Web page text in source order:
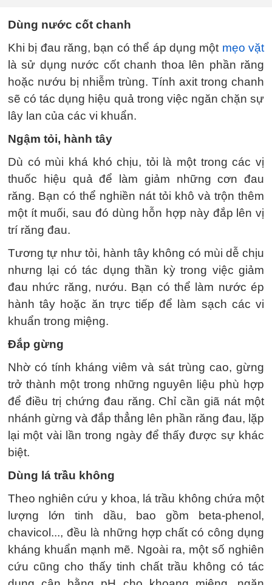
Dùng nước cốt chanh
Khi bị đau răng, bạn có thể áp dụng một mẹo vặt
là sử dụng nước cốt chanh thoa lên phần răng
hoặc nướu bị nhiễm trùng. Tính axit trong chanh
sẽ có tác dụng hiệu quả trong việc ngăn chặn sự
lây lan của các vi khuẩn.
Ngậm tỏi, hành tây
Dù có mùi khá khó chịu, tỏi là một trong các vị
thuốc hiệu quả để làm giảm những cơn đau
răng. Bạn có thể nghiền nát tỏi khô và trộn thêm
một ít muối, sau đó dùng hỗn hợp này đắp lên vị
trí răng đau.
Tương tự như tỏi, hành tây không có mùi dễ chịu
nhưng lại có tác dụng thần kỳ trong việc giảm
đau nhức răng, nướu. Bạn có thể làm nước ép
hành tây hoặc ăn trực tiếp để làm sạch các vi
khuẩn trong miệng.
Đắp gừng
Nhờ có tính kháng viêm và sát trùng cao, gừng
trở thành một trong những nguyên liệu phù hợp
để điều trị chứng đau răng. Chỉ cần giã nát một
nhánh gừng và đắp thẳng lên phần răng đau, lặp
lại một vài lần trong ngày để thấy được sự khác
biệt.
Dùng lá trầu không
Theo nghiên cứu y khoa, lá trầu không chứa một
lượng lớn tinh dầu, bao gồm beta-phenol,
chavicol..., đều là những hợp chất có công dụng
kháng khuẩn mạnh mẽ. Ngoài ra, một số nghiên
cứu cũng cho thấy tinh chất trầu không có tác